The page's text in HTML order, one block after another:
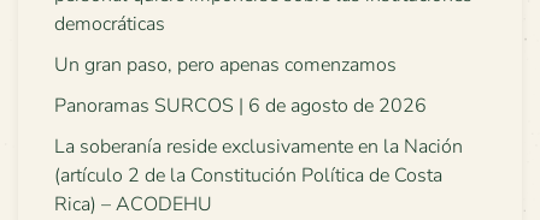
democráticas
Un gran paso, pero apenas comenzamos
Panoramas SURCOS | 6 de agosto de 2026
La soberanía reside exclusivamente en la Nación
(artículo 2 de la Constitución Política de Costa
Rica) – ACODEHU